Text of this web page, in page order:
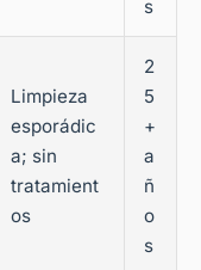
s
Limpieza
esporádic
a; sin
tratamient
os
2
5
+
a
ñ
o
s